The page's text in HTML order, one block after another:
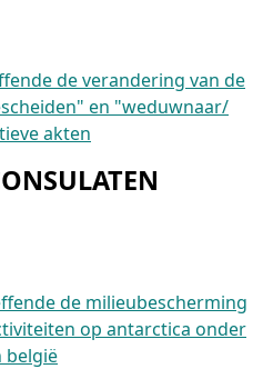
de verandering van de
en "weduwnaar/
akten
de milieubescherming
op antarctica onder
belgië